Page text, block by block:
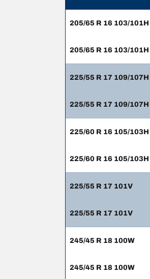
205/65 R 16 103/101H
205/65 R 16 103/101H
225/55 R 17 109/107H
225/55 R 17 109/107H
225/60 R 16 105/103H
225/60 R 16 105/103H
225/55 R 17 101V
225/55 R 17 101V
245/45 R 18 100W
245/45 R 18 100W